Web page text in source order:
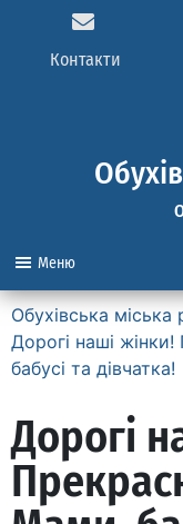
Контакти
Меню
Обухівська міська
Дорогі наші жінки!
бабусі та дівчатка!
Дорогі